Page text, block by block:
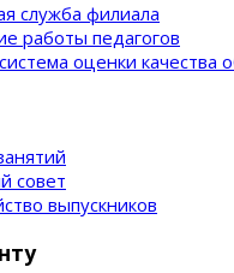
служба филиала
работы педагогов
оценки качества
совет
выпускников